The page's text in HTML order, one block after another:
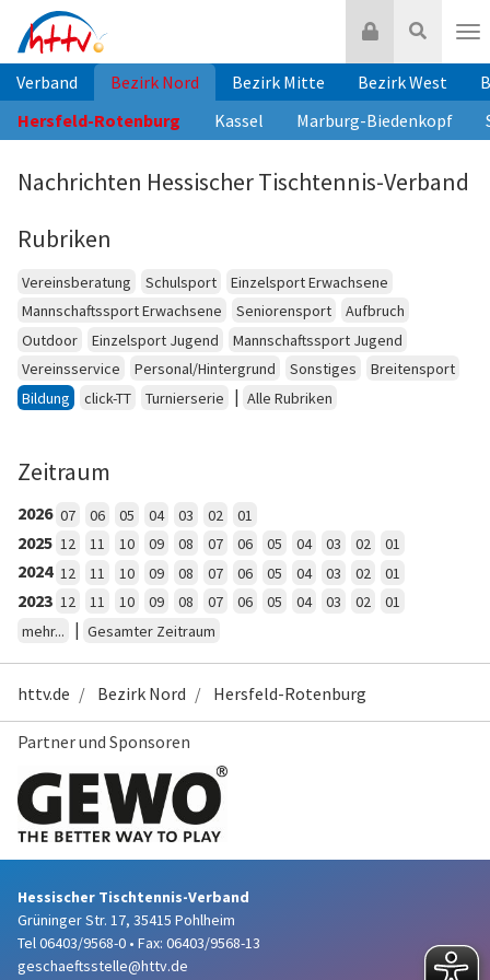
Inhalt
springen
Suche
Login
Verband Bezirk Nord Bezirk Mitte Bezirk West
Hersfeld-Rotenburg
Kassel Marburg-Biedenkopf
Nachrichten Hessischer Tischtennis-Verband
Rubriken
Vereinsberatung Schulsport
Einzelsport Erwachsene
Mannschaftssport Erwachsene
Seniorensport
Aufbruch
Outdoor
Einzelsport Jugend
Mannschaftssport Jugend
Vereinsservice
Personal/Hintergrund Sonstiges
Breitensport
Bildung
click-TT Turnierserie | Alle Rubriken
Zeitraum
2026 07 06 05 04 03 02 01
2025 12 11 10 09 08 07 06 05 04 03 02 01
2024 12 11 10 09 08 07 06 05 04 03 02 01
2023 12 11 10 09 08 07 06 05 04 03 02
01
mehr...
| Gesamter Zeitraum
httv.de Bezirk Nord Hersfeld-Rotenburg
Partner und Sponsoren
Hessischer Tischtennis-Verband
Grüninger Str. 17, 35415 Pohlheim
Tel 06403/9568-0 • Fax: 06403/9568-13
geschaeftsstelle@httv.de